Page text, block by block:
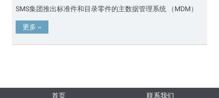
SMS集团推出标准件和目录零件的主数据管理系统 （MDM）
更多 »
首页 联系我们